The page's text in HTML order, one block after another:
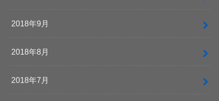
2018年9月
2018年8月
2018年7月